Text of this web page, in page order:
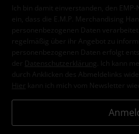
Ich bin damit einverstanden, den
ein, dass die E.M.P. Merchandising
personenbezogenen Daten
regelmäßig über ihr Angebot zu
personenbezogenen Daten erfolgt
der
Datenschutzerklärung
. Ich kann
durch Anklicken des Abmeldelinks
Hier kann ich mich vom Newsletter